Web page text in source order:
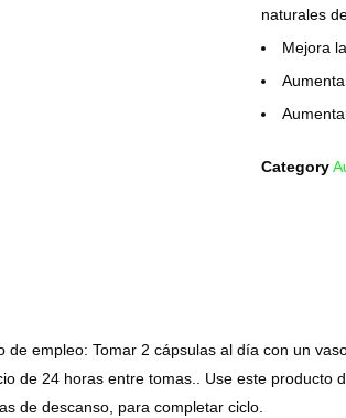
naturales
Mejora
Category
de empleo: Tomar 2 cápsulas al día con un
de 24 horas entre tomas.. Use este producto
de descanso, para completar ciclo.